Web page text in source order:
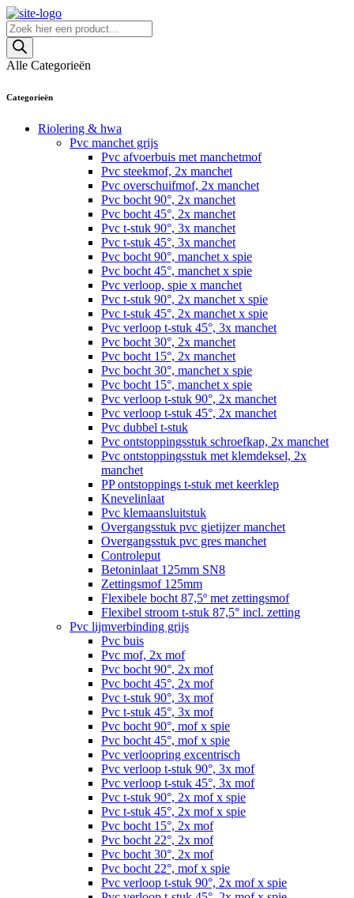
Skip
to
content
Producten
zoeken
Alle Categorieën
Categorieën
Riolering & hwa
Pvc manchet grijs
Pvc afvoerbuis met manchetmof
Pvc steekmof, 2x manchet
Pvc overschuifmof, 2x manchet
Pvc bocht 90°, 2x manchet
Pvc bocht 45°, 2x manchet
Pvc t-stuk 90°, 3x manchet
Pvc t-stuk 45°, 3x manchet
Pvc bocht 90°, manchet x spie
Pvc bocht 45°, manchet x spie
Pvc verloop, spie x manchet
Pvc t-stuk 90°, 2x manchet x spie
Pvc t-stuk 45°, 2x manchet x spie
Pvc verloop t-stuk 45°, 3x manchet
Pvc bocht 30°, 2x manchet
Pvc bocht 15°, 2x manchet
Pvc bocht 30°, manchet x spie
Pvc bocht 15°, manchet x spie
Pvc verloop t-stuk 90°, 2x manchet
Pvc verloop t-stuk 45°, 2x manchet
Pvc dubbel t-stuk
Pvc ontstoppingsstuk schroefkap, 2x manchet
Pvc ontstoppingsstuk met klemdeksel, 2x
manchet
PP ontstoppings t-stuk met keerklep
Knevelinlaat
Pvc klemaansluitstuk
Overgangsstuk pvc gietijzer manchet
Overgangsstuk pvc gres manchet
Controleput
Betoninlaat 125mm SN8
Zettingsmof 125mm
Flexibele bocht 87,5º met zettingsmof
Flexibel stroom t-stuk 87,5° incl. zetting
Pvc lijmverbinding grijs
Pvc buis
Pvc mof, 2x mof
Pvc bocht 90°, 2x mof
Pvc bocht 45°, 2x mof
Pvc t-stuk 90°, 3x mof
Pvc t-stuk 45°, 3x mof
Pvc bocht 90°, mof x spie
Pvc bocht 45°, mof x spie
Pvc verloopring excentrisch
Pvc verloop t-stuk 90°, 3x mof
Pvc verloop t-stuk 45°, 3x mof
Pvc t-stuk 90°, 2x mof x spie
Pvc t-stuk 45°, 2x mof x spie
Pvc bocht 15°, 2x mof
Pvc bocht 22°, 2x mof
Pvc bocht 30°, 2x mof
Pvc bocht 22°, mof x spie
Pvc verloop t-stuk 90°, 2x mof x spie